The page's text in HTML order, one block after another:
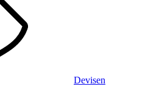
Devisen